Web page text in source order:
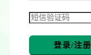
登录/注册